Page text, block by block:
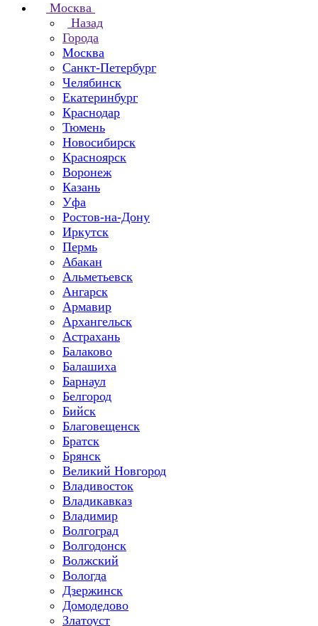
Москва
Назад
Города
Москва
Санкт-Петербург
Челябинск
Екатеринбург
Краснодар
Тюмень
Новосибирск
Красноярск
Воронеж
Казань
Уфа
Ростов-на-Дону
Иркутск
Пермь
Абакан
Альметьевск
Ангарск
Армавир
Архангельск
Астрахань
Балаково
Балашиха
Барнаул
Белгород
Бийск
Благовещенск
Братск
Брянск
Великий Новгород
Владивосток
Владикавказ
Владимир
Волгоград
Волгодонск
Волжский
Вологда
Дзержинск
Домодедово
Златоуст